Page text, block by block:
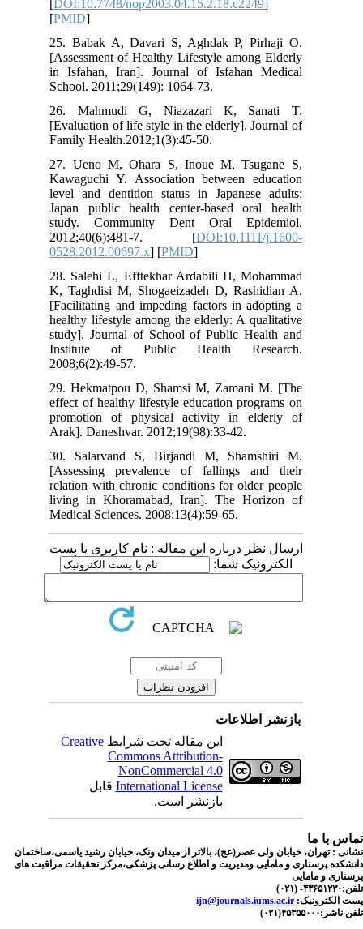
[DOI:10.7748/nop2003.04.15.2.18.c2249
[PMID
25. Babak A, Davari S, Aghdak P, Pirhaji O.
[Assessment of Healthy Lifestyle among Elderly
in Isfahan, Iran]. Journal of Isfahan Medical
School. 2011;29(149): 1064-73.
26. Mahmudi G, Niazazari K, Sanati T.
[Evaluation of life style in the elderly]. Journal of
Family Health.2012;1(3):45-50.
27. Ueno M, Ohara S, Inoue M, Tsugane S,
Kawaguchi Y. Association between education
level and dentition status in Japanese adults:
Japan public health center‐based oral health
study. Community Dent Oral Epidemiol.
2012;40(6):481-7. [DOI:10.1111/j.1600-
0528.2012.00697.x] [PMID
28. Salehi L, Efftekhar Ardabili H, Mohammad
K, Taghdisi M, Shogaeizadeh D, Rashidian A.
[Facilitating and impeding factors in adopting a
healthy lifestyle among the elderly: A qualitative
study]. Journal of School of Public Health and
Institute of Public Health Research.
2008;6(2):49-57.
29. Hekmatpou D, Shamsi M, Zamani M. [The
effect of healthy lifestyle education programs on
promotion of physical activity in elderly of
Arak]. Daneshvar. 2012;19(98):33-42.
30. Salarvand S, Birjandi M, Shamshiri M.
[Assessing prevalence of fallings and their
relation with chronic conditions for older people
living in Khoramabad, Iran]. The Horizon of
Medical Sciences. 2008;13(4):59-65.
ارسال نظر درباره این مقاله : نام کاربری یا پست
الکترونیک شما:
بازنشر اطلاعات
این مقاله تحت شرایطCreative
Commons Attribution-
NonCommercial 4.0
International Licenseقابل
بازنشر است.
با ما
: تهران، خیابان ولی عصر(عج)، بالاتر از میدان ونک، خیابان رشید یاسمی،ساختمان
پرستاری و مامایی ومدیریت و اطلاع رسانی پزشکی،مرکز تحقیقات مراقبت های
و مامایی
(۰۲۱)
الکترونیک:ijn@journals.iums.ac.ir